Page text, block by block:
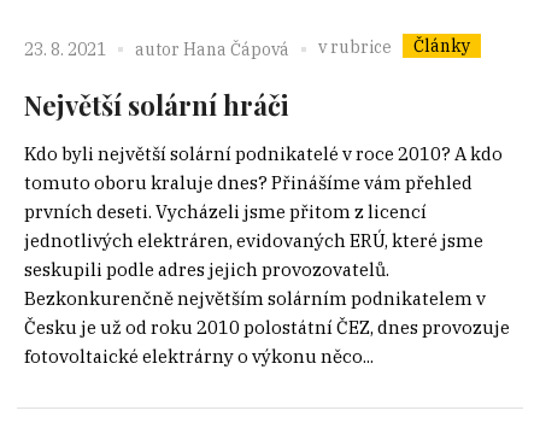
23. 8. 2021 autor Hana Čápová v rubrice Články
Největší solární hráči
Kdo byli největší solární podnikatelé v roce 2010? A kdo
tomuto oboru kraluje dnes? Přinášíme vám přehled
prvních deseti. Vycházeli jsme přitom z licencí
jednotlivých elektráren, evidovaných ERÚ, které jsme
seskupili podle adres jejich provozovatelů.
Bezkonkurenčně největším solárním podnikatelem v
Česku je už od roku 2010 polostátní ČEZ, dnes provozuje
fotovoltaické elektrárny o výkonu něco...